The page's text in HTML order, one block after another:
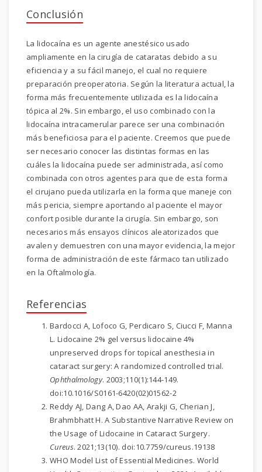
Conclusión
La lidocaína es un agente anestésico usado
ampliamente en la cirugía de cataratas debido a su
eficiencia y a su fácil manejo, el cual no requiere
preparación preoperatoria. Según la literatura actual, la
forma más frecuentemente utilizada es la lidocaína
tópica al 2%. Sin embargo, el uso combinado con la
lidocaína intracamerular parece ser una combinación
más beneficiosa para el paciente. Creemos que puede
ser necesario conocer las distintas formas en las
cuáles la lidocaína puede ser administrada, así como
combinada con otros agentes para que de esta forma
el cirujano pueda utilizarla en la forma que maneje con
más pericia, siempre aportando al paciente el mayor
confort posible durante la cirugía. Sin embargo, son
necesarios más ensayos clínicos aleatorizados que
avalen y demuestren con una mayor evidencia, la mejor
forma de administración de este fármaco tan utilizado
en la Oftalmología.
Referencias
Bardocci A, Lofoco G, Perdicaro S, Ciucci F, Manna
L. Lidocaine 2% gel versus lidocaine 4%
unpreserved drops for topical anesthesia in
cataract surgery: A randomized controlled trial.
Ophthalmology. 2003;110(1):144-149.
doi:10.1016/S0161-6420(02)01562-2
Reddy AJ, Dang A, Dao AA, Arakji G, Cherian J,
Brahmbhatt H. A Substantive Narrative Review on
the Usage of Lidocaine in Cataract Surgery.
Cureus. 2021;13(10). doi:10.7759/cureus.19138
WHO Model List of Essential Medicines. World